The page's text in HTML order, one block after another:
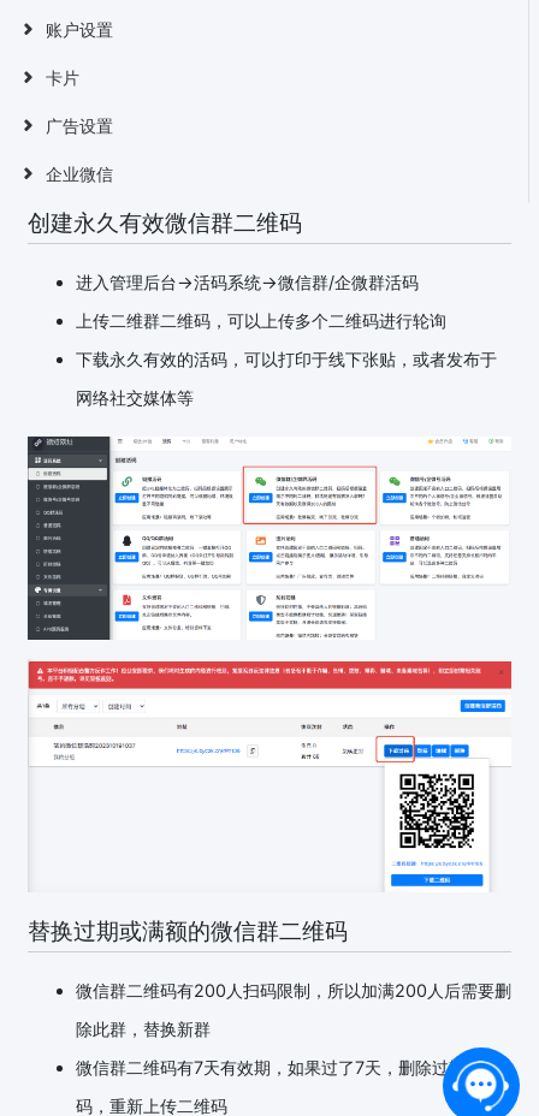
账户设置
卡片
广告设置
企业微信
创建永久有效微信群二维码
进入管理后台->活码系统->微信群/企微群活码
上传二维群二维码，可以上传多个二维码进行轮询
下载永久有效的活码，可以打印于线下张贴，或者发布于
网络社交媒体等
替换过期或满额的微信群二维码
微信群二维码有200人扫码限制，所以加满200人后需要删
除此群，替换新群
微信群二维码有7天有效期，如果过了7天，删除过期二维
码，重新上传二维码